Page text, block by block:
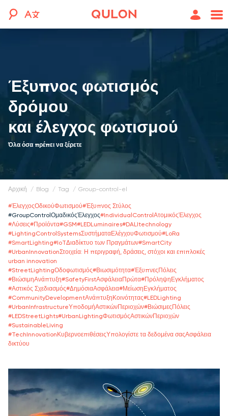
Έξυπνος φωτισμός
δρόμου
και έλεγχος φωτισμού
Όλα όσα πρέπει να ξέρετε
Αρχική blog tag group-control-el
#ΈλεγχοςΟδικούΦωτισμού#Έξυπνος Στύλος
#GroupСontrolΟμαδικόςΈλεγχος#IndividualСontrolΑτομικόςΈλεγχος
#Λύσεις#Προϊόντα#GSM#LEDLuminaires#DALItechnology
#LightingControlSystemsΣυστήματαΕλέγχουΦωτισμού#LoRa
#SmartLighting#IoTΔιαδίκτυο των Πραγμάτων#SmartCity
#UrbanInnovationΣτοιχεία: Η περιγραφή, δράσεις, στόχοι και επιπλοκές
urban innovation
#StreetLightingΟδοφωτισμός#Βιωσιμότητα#ΈξυπνεςΠόλεις
#ΒιώσιμηΑνάπτυξη#SafetyFirstΑσφάλειαΠρώτα#ΠρόληψηΕγκλήματος
#Αστικός Σχεδιασμός#ΔημόσιαΑσφάλεια#ΜείωσηΕγκλήματος
#CommunityDevelopmentΑνάπτυξηΚοινότητας#LEDLighting
#UrbanInfrastructureΥποδομήΑστικώνΠεριοχών#ΒιώσιμεςΠόλεις
#LEDStreetLights#UrbanLightingΦωτισμόςΑστικώνΠεριοχών
#SustainableLiving
#TechInnovationΚυβερνοεπιθέσειςΥπολογίστε τα δεδομένα σαςΑσφάλεια
δικτύου